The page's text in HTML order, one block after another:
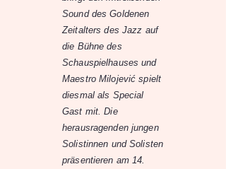
Sound des Goldenen
Zeitalters des Jazz auf
die Bühne des
Schauspielhauses und
Maestro Milojević spielt
diesmal als Special
Gast mit. Die
herausragenden jungen
Solistinnen und Solisten
präsentieren am 14.